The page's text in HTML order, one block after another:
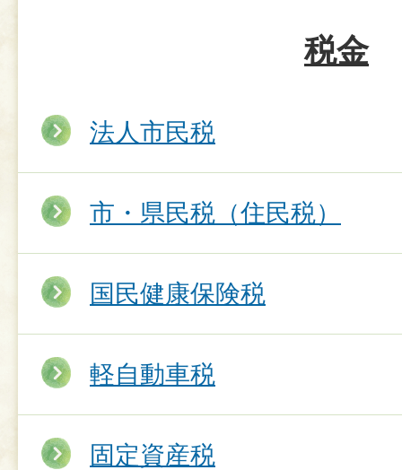
税金
法人市民税
市・県民税（住民税）
国民健康保険税
軽自動車税
固定資産税